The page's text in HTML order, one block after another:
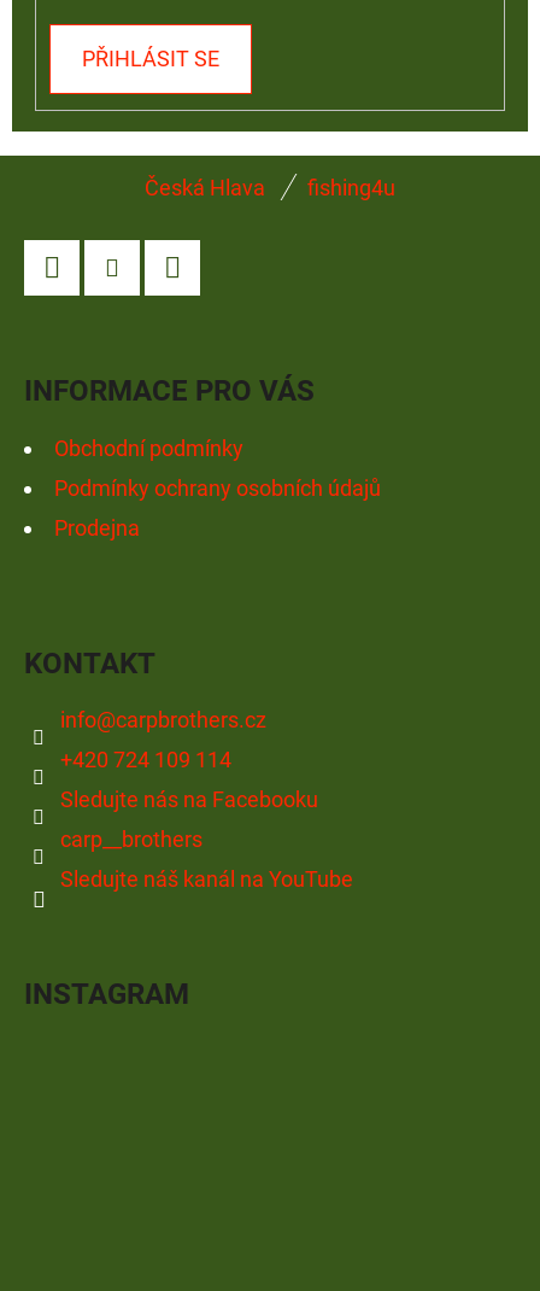
PŘIHLÁSIT SE
Česká Hlava fishing4u
INFORMACE PRO VÁS
Obchodní podmínky
Podmínky ochrany osobních údajů
Prodejna
KONTAKT
info@carpbrothers.cz
+420 724 109 114
Sledujte nás na Facebooku
carp__brothers
Sledujte náš kanál na YouTube
INSTAGRAM